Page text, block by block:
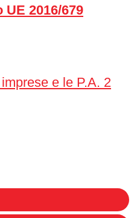
UE 2016/679